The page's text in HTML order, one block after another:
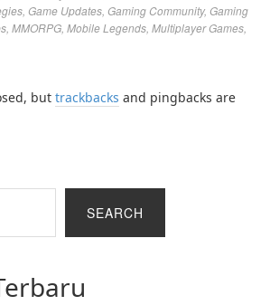
Game Updates Gaming Community, Gaming
MMORPG Mobile Legends Multiplayer Games
but trackbacks and pingbacks are
SEARCH